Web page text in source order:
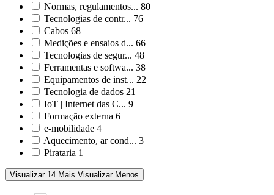
Normas, regulamentos... 80
Tecnologias de contr... 76
Cabos 68
Medições e ensaios d... 66
Tecnologias de segur... 48
Ferramentas e softwa... 38
Equipamentos de inst... 22
Tecnologia de dados 21
IoT | Internet das C... 9
Formação externa 6
e-mobilidade 4
Aquecimento, ar cond... 3
Pirataria 1
Visualizar 14 Mais Visualizar Menos